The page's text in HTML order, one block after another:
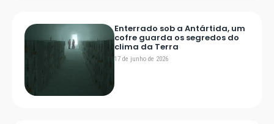
Enterrado sob a Antártida, um
cofre guarda os segredos do
clima da Terra
17 de junho de 2026